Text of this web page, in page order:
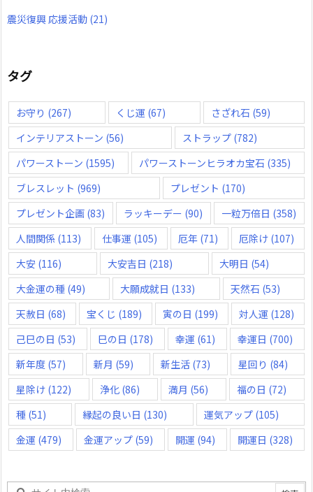
震災復興 応援活動 (21)
タグ
お守り (267) くじ運 (67) さざれ石 (59)
インテリアストーン (56) ストラップ(782)
パワーストーン (1595) パワーストーンヒラオカ宝石 (335)
ブレスレット (969) プレゼント (170)
プレゼント企画 (83) ラッキーデー (90) 一粒万倍日 (358)
人間関係 (113) 仕事運 (105) 厄年 (71) 厄除け (107)
大安 (116) 大安吉日 (218) 大明日 (54)
大金運の種 (49) 大願成就日 (133) 天然石 (53)
天赦日 (68) 宝くじ (189) 寅の日 (199) 対人運 (128)
己巳の日 (53) 巳の日 (178) 幸運 (61) 幸運日 (700)
新年度 (57) 新月 (59) 新生活 (73) 星回り (84)
星除け (122) 浄化 (86) 満月 (56) 福の日 (72)
種 (51) 縁起の良い日 (130) 運気アップ(105)
金運 (479) 金運アップ (59) 開運 (94) 開運日 (328)